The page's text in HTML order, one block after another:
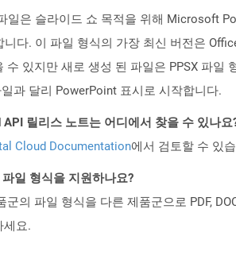
일은 슬라이드 쇼 목적을 위해 Microsoft
다. 이 파일 형식의 가장 최신 버전은
있지만 새로 생성 된 파일은 PPSX 파일
과 달리 PowerPoint 표시로 시작합니다.
릴리스 노트는 어디에서 찾을 수 있나요
Cloud Documentation에서 검토할 수 있
일 형식을 지원하나요?
의 파일 형식을 다른 제품군으로 PDF,
세요.